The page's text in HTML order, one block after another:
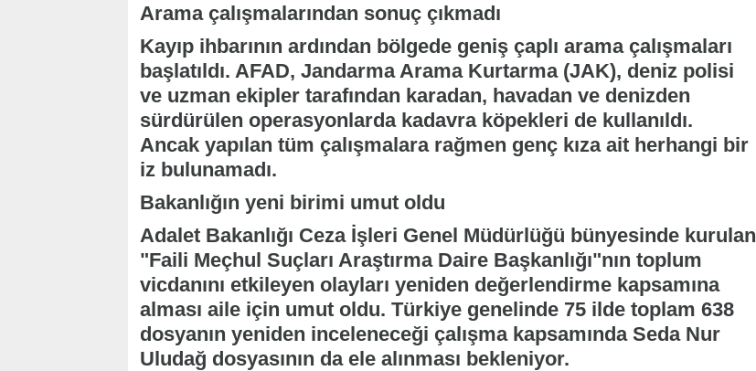
Arama çalışmalarından sonuç çıkmadı
Kayıp ihbarının ardından bölgede geniş çaplı arama çalışmaları
başlatıldı. AFAD, Jandarma Arama Kurtarma (JAK), deniz polisi
ve uzman ekipler tarafından karadan, havadan ve denizden
sürdürülen operasyonlarda kadavra köpekleri de kullanıldı.
Ancak yapılan tüm çalışmalara rağmen genç kıza ait herhangi bir
iz bulunamadı.
Bakanlığın yeni birimi umut oldu
Adalet Bakanlığı Ceza İşleri Genel Müdürlüğü bünyesinde kurulan
"Faili Meçhul Suçları Araştırma Daire Başkanlığı"nın toplum
vicdanını etkileyen olayları yeniden değerlendirme kapsamına
alması aile için umut oldu. Türkiye genelinde 75 ilde toplam 638
dosyanın yeniden inceleneceği çalışma kapsamında Seda Nur
Uludağ dosyasının da ele alınması bekleniyor.